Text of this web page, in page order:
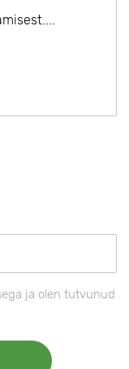
ja olen tutvunud